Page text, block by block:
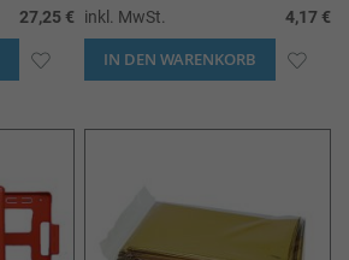
27,25 €
ZUR
inkl. MwSt. 4,17 €
IN DEN WARENKORB ZUR